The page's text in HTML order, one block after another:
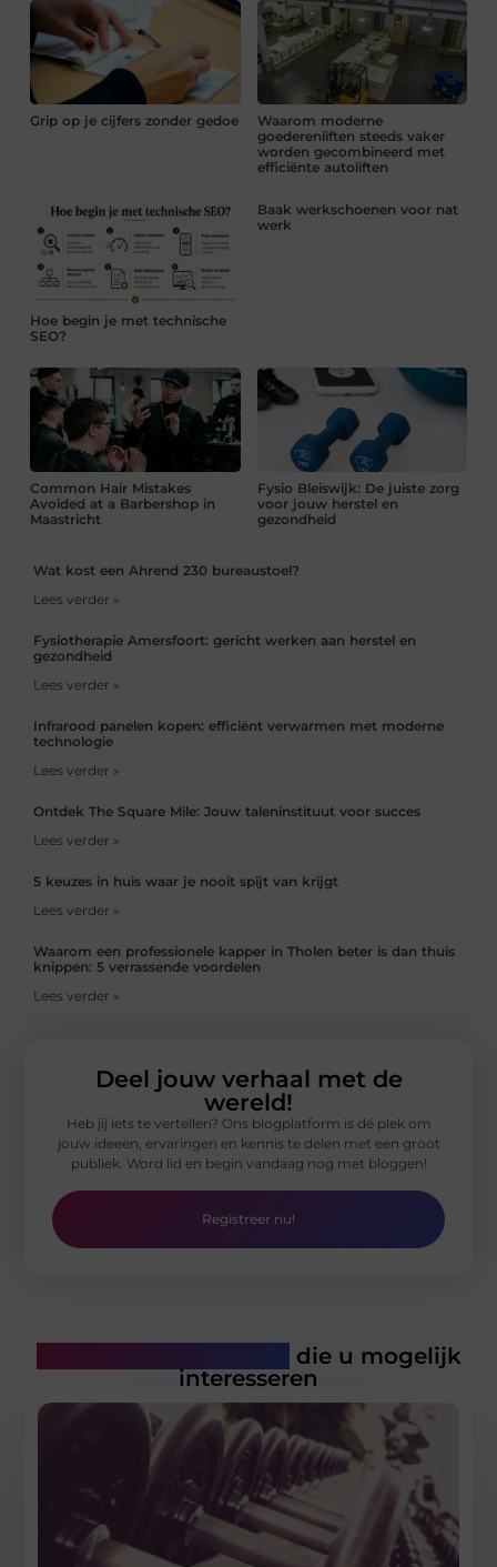
Grip op je cijfers zonder gedoe
Waarom moderne
goederenliften steeds vaker
worden gecombineerd met
efficiënte autoliften
Hoe begin je met technische
SEO?
Baak werkschoenen voor nat
werk
Common Hair Mistakes
Avoided at a Barbershop in
Maastricht
Fysio Bleiswijk: De juiste zorg
voor jouw herstel en
gezondheid
Wat kost een Ahrend 230 bureaustoel?
Lees verder »
Fysiotherapie Amersfoort: gericht werken aan herstel en
gezondheid
Lees verder »
Infrarood panelen kopen: efficiënt verwarmen met moderne
technologie
Lees verder »
Ontdek The Square Mile: Jouw taleninstituut voor succes
Lees verder »
5 keuzes in huis waar je nooit spijt van krijgt
Lees verder »
Waarom een professionele kapper in Tholen beter is dan thuis
knippen: 5 verrassende voordelen
Lees verder »
Deel jouw verhaal met de
wereld!
Heb jij iets te vertellen? Ons blogplatform is dé plek om
jouw ideeën, ervaringen en kennis te delen met een groot
publiek. Word lid en begin vandaag nog met bloggen!
Registreer nu!
die u mogelijk
interesseren